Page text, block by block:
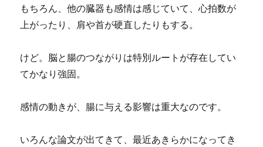
もちろん、他の臓器も感情は感じていて、心拍数が
上がったり、肩や首が硬直したりもする。
けど。脳と腸のつながりは特別ルートが存在してい
てかなり強固。
感情の動きが、腸に与える影響は重大なのです。
いろんな論文が出てきて、最近あきらかになってき